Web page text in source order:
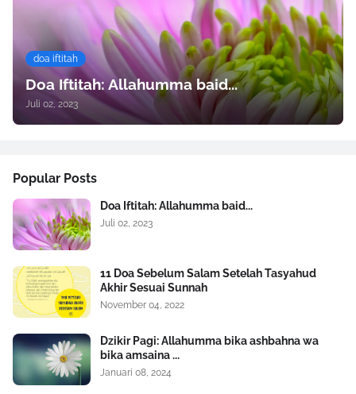
doa iftitah
Doa Iftitah: Allahumma baid...
Juli 02, 2023
Popular Posts
Doa Iftitah: Allahumma baid...
Juli 02, 2023
11 Doa Sebelum Salam Setelah Tasyahud
Akhir Sesuai Sunnah
November 04, 2022
Dzikir Pagi: Allahumma bika ashbahna wa
bika amsaina ...
Januari 08, 2024